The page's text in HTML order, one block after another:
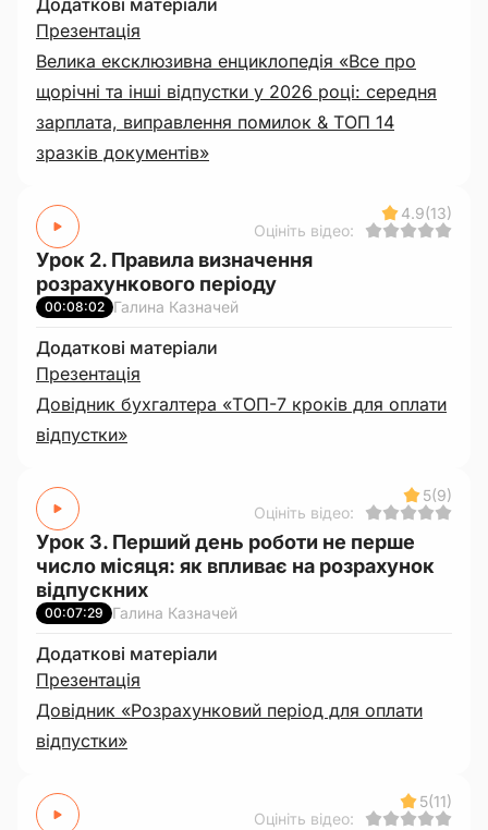
Додаткові матеріали
Презентація
Велика ексклюзивна енциклопедія «Все про
щорічні та інші відпустки у 2026 році: середня
зарплата, виправлення помилок & ТОП 14
зразків документів»
4.9(13)
Оцініть відео:
Урок 2. Правила визначення
розрахункового періоду
00:08:02 Галина Казначей
Додаткові матеріали
Презентація
Довідник бухгалтера «ТОП-7 кроків для оплати
відпустки»
5(9)
Оцініть відео:
Урок 3. Перший день роботи не перше
число місяця: як впливає на розрахунок
відпускних
00:07:29 Галина Казначей
Додаткові матеріали
Презентація
Довідник «Розрахунковий період для оплати
відпустки»
5(11)
Оцініть відео: